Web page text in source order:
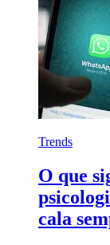
Trends
O que
cala